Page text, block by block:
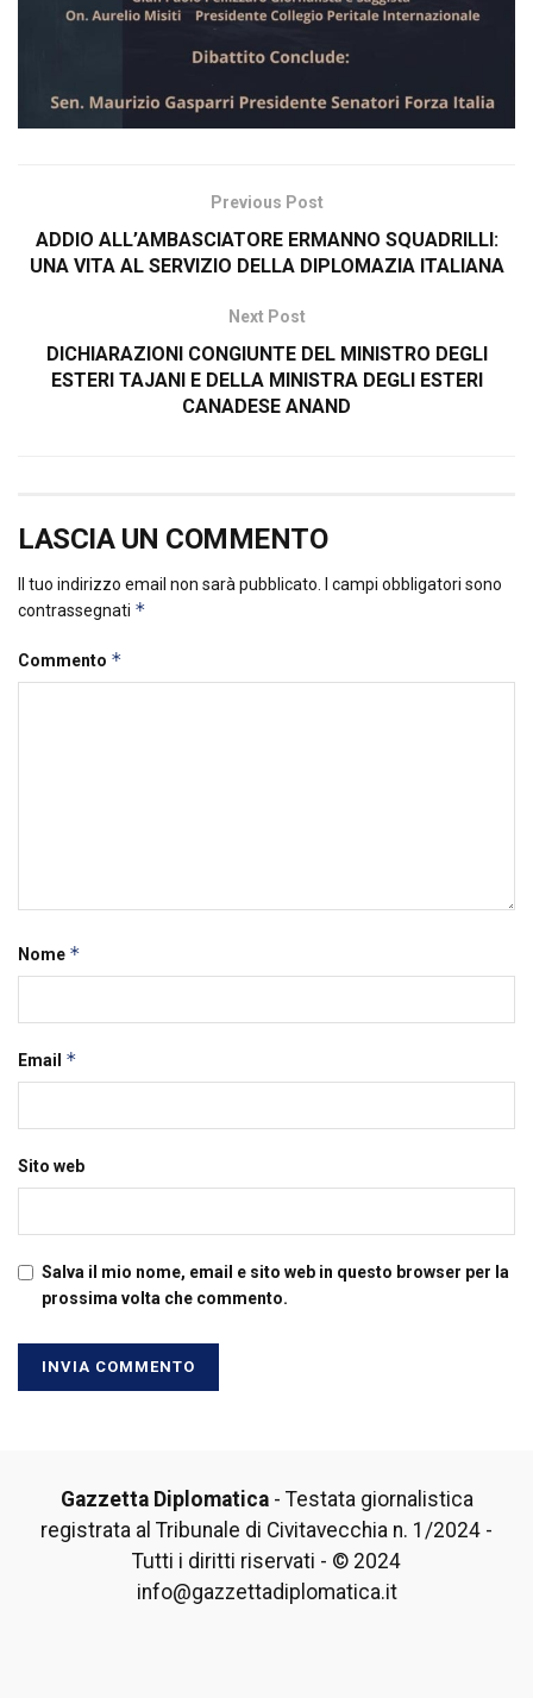
Previous Post
ADDIO ALL’AMBASCIATORE ERMANNO SQUADRILLI:
UNA VITA AL SERVIZIO DELLA DIPLOMAZIA ITALIANA
Next Post
DICHIARAZIONI CONGIUNTE DEL MINISTRO DEGLI
ESTERI TAJANI E DELLA MINISTRA DEGLI ESTERI
CANADESE ANAND
LASCIA UN COMMENTO
Il tuo indirizzo email non sarà pubblicato.
I campi obbligatori sono
contrassegnati *
Commento *
Nome *
Email *
Sito web
Salva il mio nome, email e sito web in questo browser per la
prossima volta che commento.
Gazzetta Diplomatica- Testata giornalistica
registrata al Tribunale di Civitavecchia n. 1/2024 -
Tutti i diritti riservati - © 2024
info@gazzettadiplomatica.it